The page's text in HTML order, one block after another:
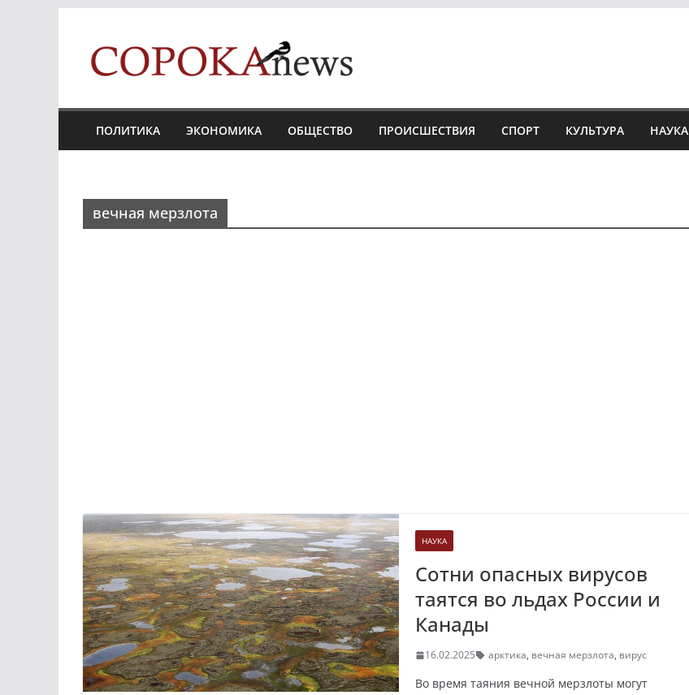
content
ПОЛИТИКА ЭКОНОМИКА ОБЩЕСТВО ПРОИСШЕСТВИЯ СПОРТ КУЛЬТУРА НАУКА
вечная мерзлота
НАУКА
Сотни опасных вирусов
таятся во льдах России и
Канады
16.02.2025 арктика, вечная мерзлота, вирус
Во время таяния вечной мерзлоты могут